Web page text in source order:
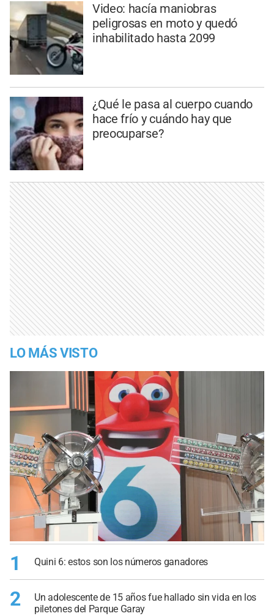
Video: hacía maniobras
peligrosas en moto y quedó
inhabilitado hasta 2099
¿Qué le pasa al cuerpo cuando
hace frío y cuándo hay que
preocuparse?
LO MÁS VISTO
1 Quini 6: estos son los números ganadores
2
Un adolescente de 15 años fue hallado sin vida en los
piletones del Parque Garay